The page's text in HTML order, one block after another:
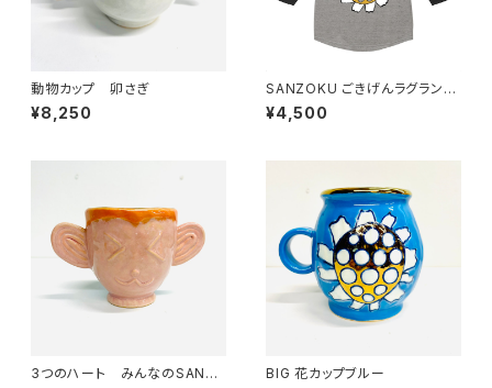
動物カップ 卯さぎ
¥8,250
SANZOKU ごきげんラグランT
★（ミックスグレー/ブラック）
¥4,500
3つのハート みんなのSANZ
BIG 花カップブルー